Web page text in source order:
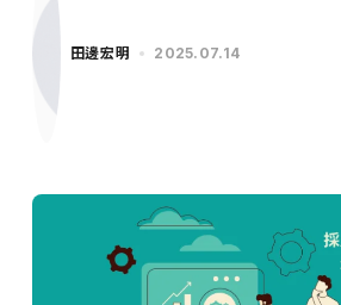
田邊宏明 2025.07.14